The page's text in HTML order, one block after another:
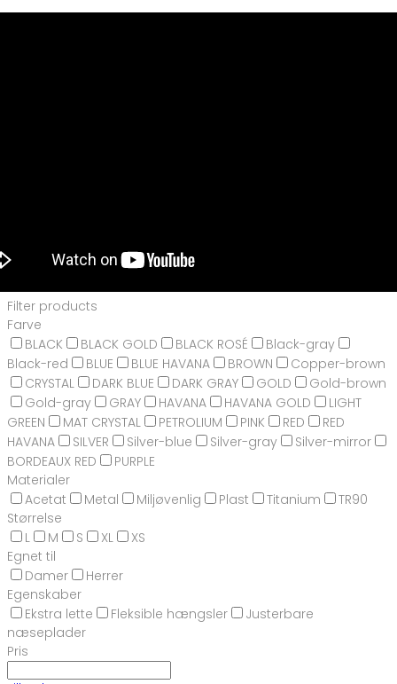
Filter products
Farve
BLACK
BLACK GOLD BLACK ROSÉ
Black-gray
Black-red
BLUE BLUE HAVANA BROWN
Copper-brown
CRYSTAL
DARK BLUE DARK GRAY GOLD
Gold-brown
Gold-gray
GRAY HAVANA HAVANA GOLD
LIGHT
GREEN
MAT CRYSTAL PETROLIUM PINK RED
RED
HAVANA
SILVER Silver-blue Silver-gray
Silver-mirror
BORDEAUX RED
PURPLE
Materialer
Acetat
Metal Miljøvenlig Plast Titanium
TR90
Størrelse
L
M S XL
XS
Egnet til
Damer
Herrer
Egenskaber
Ekstra lette
Fleksible hængsler
Justerbare
næseplader
Pris